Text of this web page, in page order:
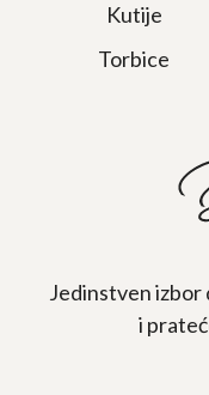
Kutije
Torbice
Jedinstven izbor
i